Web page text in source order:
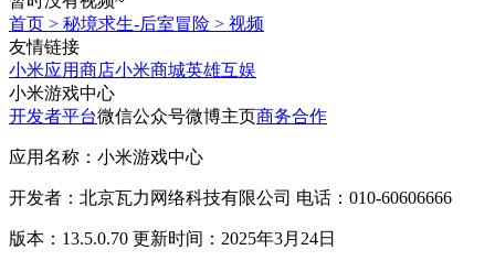
首页 > 秘境求生-后室冒险 > 视频
友情链接
小米应用商店小米商城英雄互娱
小米游戏中心
开发者平台微信公众号微博主页商务合作
应用名称：小米游戏中心
开发者：北京瓦力网络科技有限公司 电话：010-60606666
版本：13.5.0.70 更新时间：2025年3月24日